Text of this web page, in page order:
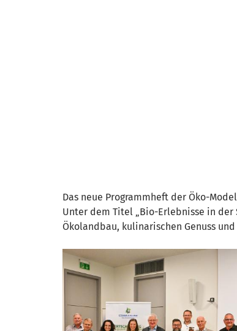
Das neue Programmheft der Öko-
Unter dem Titel „Bio-Erlebnisse in
Ökolandbau, kulinarischen Genuss